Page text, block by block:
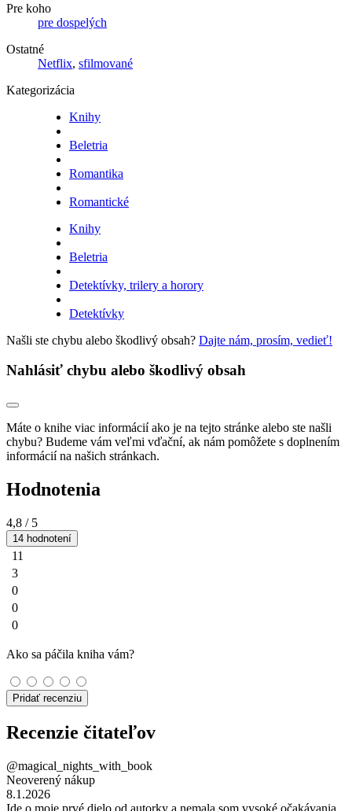
Pre koho
pre dospelých
Ostatné
Netflix, sfilmované
Kategorizácia
Knihy
Beletria
Romantika
Romantické
Knihy
Beletria
Detektívky, trilery a horory
Detektívky
Našli ste chybu alebo škodlivý obsah? Dajte nám, prosím, vedieť!
Nahlásiť chybu alebo škodlivý obsah
Máte o knihe viac informácií ako je na tejto stránke alebo ste našli
chybu? Budeme vám veľmi vďační, ak nám pomôžete s doplnením
informácií na našich stránkach.
Hodnotenia
4,8 / 5
14 hodnotení
11
3
0
0
0
Ako sa páčila kniha vám?
Pridať recenziu
Recenzie čitateľov
@magical_nights_with_book
Neoverený nákup
8.1.2026
Ide o moje prvé dielo od autorky a nemala som vysoké očakávania.